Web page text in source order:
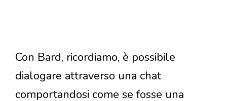
Con Bard, ricordiamo, è possibile
dialogare attraverso una chat
comportandosi come se fosse una